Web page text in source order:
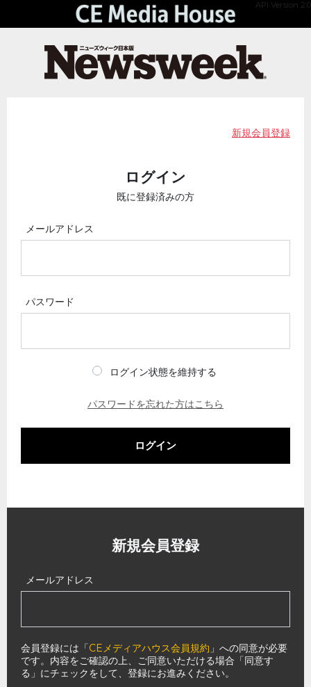
API Version 2.0
新規会員登録
ログイン
既に登録済みの方
メールアドレス
パスワード
ログイン状態を維持する
パスワードを忘れた方はこちら
ログイン
新規会員登録
メールアドレス
会員登録には「CEメディアハウス会員規約 」への同意が必要
です。内容をご確認の上、ご同意いただける場合「同意す
る」にチェックをして、登録にお進みください。